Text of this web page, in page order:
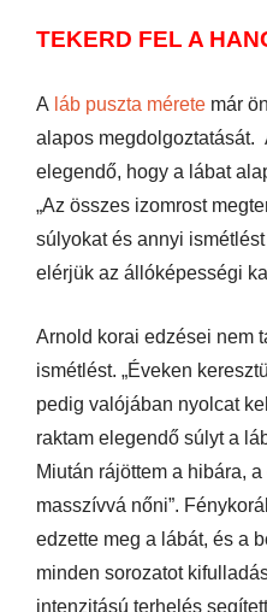
TEKERD FEL A
A láb puszta mérete már
alapos megdolgoztatását.
elegendő, hogy a lábat
„Az összes izomrost
súlyokat és annyi
elérjük az állóképességi
Arnold korai edzései nem
ismétlést. „Éveken
pedig valójában nyolcat
raktam elegendő súlyt a
Miután rájöttem a hibára,
masszívvá nőni”.
edzette meg a lábát, és a
minden sorozatot
intenzitású terhelés